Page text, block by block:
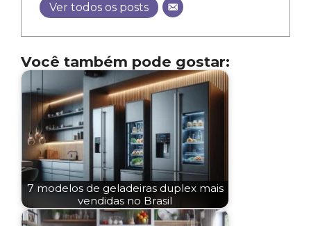
Ver todos os posts
Você também pode gostar:
7 modelos de geladeiras duplex mais
vendidas no Brasil